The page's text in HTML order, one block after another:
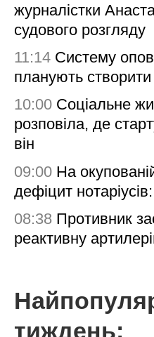
журналістки
судового розгляду
11:14 Систему
планують
10:00 Соціальне
розповіла, де
він
09:00 На
дефіцит
08:38 Противник
реактивну
тиждень: